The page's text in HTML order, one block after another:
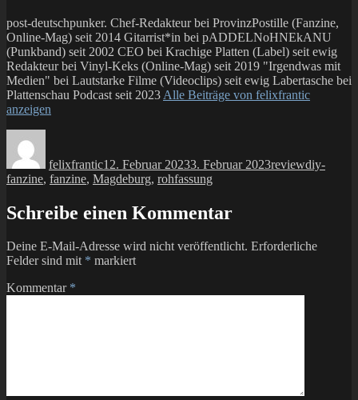
post-deutschpunker. Chef-Redakteur bei ProvinzPostille (Fanzine,
Online-Mag) seit 2014 Gitarrist*in bei pADDELNoHNEkANU
(Punkband) seit 2002 CEO bei Krachige Platten (Label) seit ewig
Redakteur bei Vinyl-Keks (Online-Mag) seit 2019 "Irgendwas mit
Medien" bei Lautstarke Filme (Videoclips) seit ewig Labertasche bei
Plattenschau Podcast seit 2023 Alle Beiträge von felixfrantic
anzeigen
felixfrantic12. Februar 20233. Februar 2023reviewdiy-
fanzine, fanzine, Magdeburg, rohfassung
Schreibe einen Kommentar
Deine E-Mail-Adresse wird nicht veröffentlicht. Erforderliche
Felder sind mit * markiert
Kommentar *